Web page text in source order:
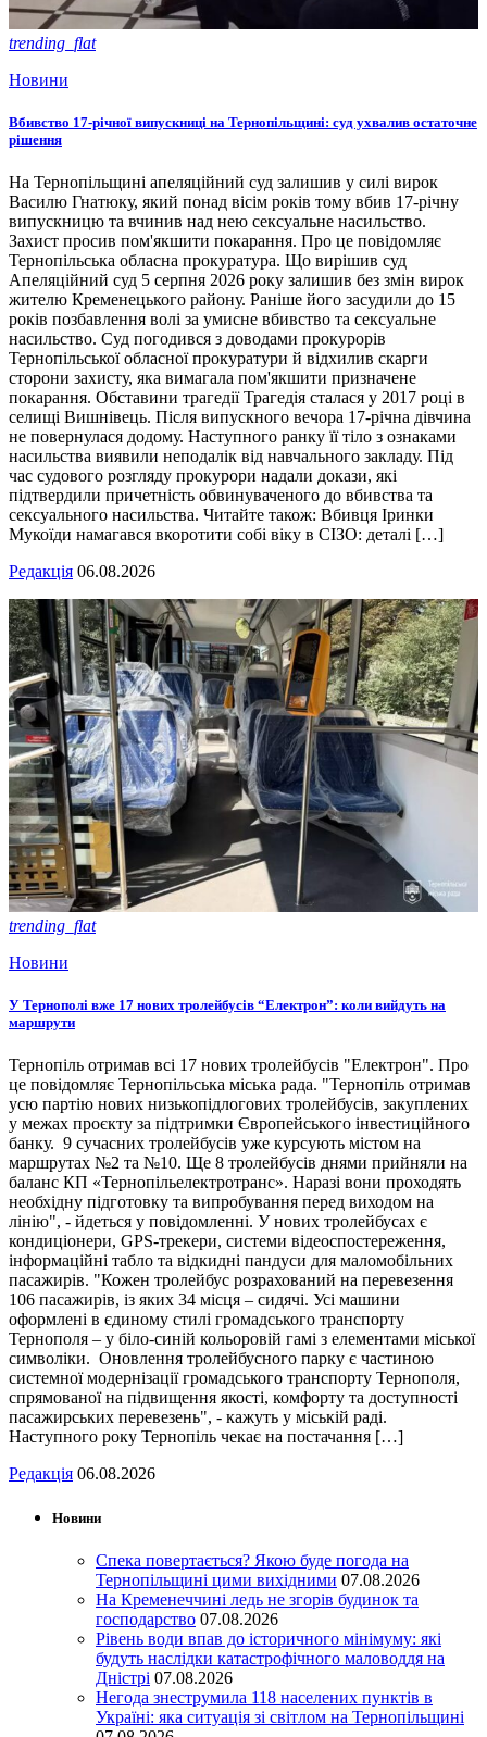
trending_flat
Новини
Вбивство 17-річної випускниці на Тернопільщині: суд ухвалив остаточне
рішення
На Тернопільщині апеляційний суд залишив у силі вирок
Василю Гнатюку, який понад вісім років тому вбив 17-річну
випускницю та вчинив над нею сексуальне насильство.
Захист просив пом'якшити покарання. Про це повідомляє
Тернопільська обласна прокуратура. Що вирішив суд
Апеляційний суд 5 серпня 2026 року залишив без змін вирок
жителю Кременецького району. Раніше його засудили до 15
років позбавлення волі за умисне вбивство та сексуальне
насильство. Суд погодився з доводами прокурорів
Тернопільської обласної прокуратури й відхилив скарги
сторони захисту, яка вимагала пом'якшити призначене
покарання. Обставини трагедії Трагедія сталася у 2017 році в
селищі Вишнівець. Після випускного вечора 17-річна дівчина
не повернулася додому. Наступного ранку її тіло з ознаками
насильства виявили неподалік від навчального закладу. Під
час судового розгляду прокурори надали докази, які
підтвердили причетність обвинуваченого до вбивства та
сексуального насильства. Читайте також: Вбивця Іринки
Мукоїди намагався вкоротити собі віку в СІЗО: деталі […]
Редакція 06.08.2026
trending_flat
Новини
У Тернополі вже 17 нових тролейбусів “Електрон”: коли вийдуть на
маршрути
Тернопіль отримав всі 17 нових тролейбусів "Електрон". Про
це повідомляє Тернопільська міська рада. "Тернопіль отримав
усю партію нових низькопідлогових тролейбусів, закуплених
у межах проєкту за підтримки Європейського інвестиційного
банку. 9 сучасних тролейбусів уже курсують містом на
маршрутах №2 та №10. Ще 8 тролейбусів днями прийняли на
баланс КП «Тернопільелектротранс». Наразі вони проходять
необхідну підготовку та випробування перед виходом на
лінію", - йдеться у повідомленні. У нових тролейбусах є
кондиціонери, GPS-трекери, системи відеоспостереження,
інформаційні табло та відкидні пандуси для маломобільних
пасажирів. "Кожен тролейбус розрахований на перевезення
106 пасажирів, із яких 34 місця – сидячі. Усі машини
оформлені в єдиному стилі громадського транспорту
Тернополя – у біло-синій кольоровій гамі з елементами міської
символіки. Оновлення тролейбусного парку є частиною
системної модернізації громадського транспорту Тернополя,
спрямованої на підвищення якості, комфорту та доступності
пасажирських перевезень", - кажуть у міській раді.
Наступного року Тернопіль чекає на постачання […]
Редакція 06.08.2026
Новини
Спека повертається? Якою буде погода на
Тернопільщині цими вихідними 07.08.2026
На Кременеччині ледь не згорів будинок та
господарство 07.08.2026
Рівень води впав до історичного мінімуму: які
будуть наслідки катастрофічного маловоддя на
Дністрі 07.08.2026
Негода знеструмила 118 населених пунктів в
Україні: яка ситуація зі світлом на Тернопільщині